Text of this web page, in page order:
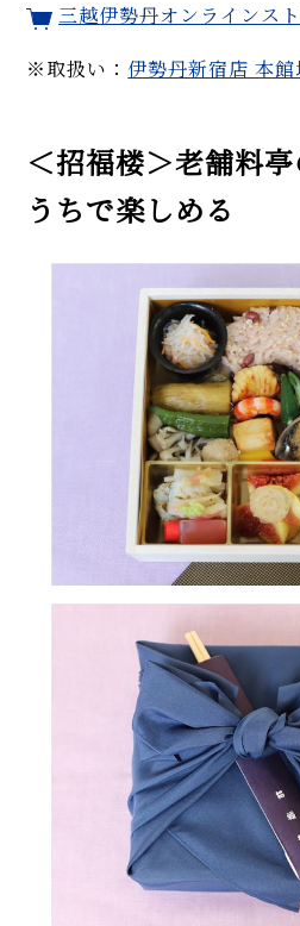
三越伊勢丹オンラインス
※取扱い： 伊勢丹新宿店 本
＜招福楼＞老舗料
うちで楽しめる